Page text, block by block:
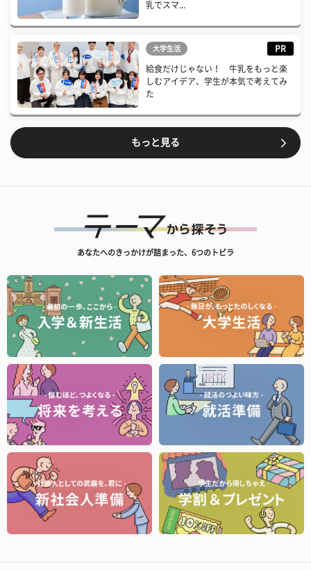
乳でスマ...
大学生活 PR
給食だけじゃない！ 牛乳をもっと楽
しむアイデア、学生が本気で考えてみ
た
もっと見る
あなたへのきっかけが詰まった、6つのトビラ